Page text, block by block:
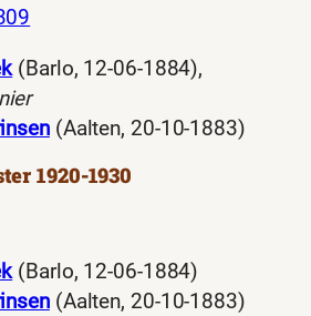
(Barlo, 12-06-1884),
(Aalten, 20-10-1883)
1920-1930
(Barlo, 12-06-1884)
(Aalten, 20-10-1883)